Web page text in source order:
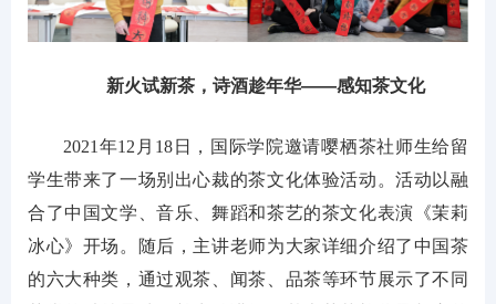
新火试新茶，诗酒趁年华——感知茶文化
2021年12月18日，国际学院邀请嘤栖茶社师生给留
学生带来了一场别出心裁的茶文化体验活动。活动以融
合了中国文学、音乐、舞蹈和茶艺的茶文化表演《茉莉
冰心》开场。随后，主讲老师为大家详细介绍了中国茶
的六大种类，通过观茶、闻茶、品茶等环节展示了不同